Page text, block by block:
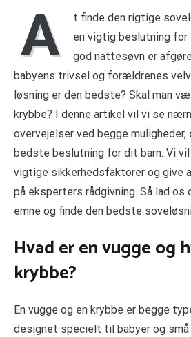
A
t finde den rigtige
en vigtig beslutning for
god nattesøvn er
babyens trivsel og forældrenes
løsning er den bedste? Skal man
krybbe? I denne artikel vil vi se
overvejelser ved begge
bedste beslutning for dit barn. Vi
vigtige sikkerhedsfaktorer og give
på eksperters rådgivning. Så lad
emne og finde den bedste
Hvad er en vugge og
krybbe?
En vugge og en krybbe er begge
designet specielt til babyer og små